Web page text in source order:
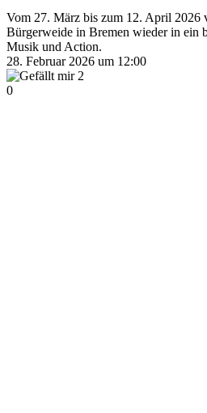
Vom 27. März bis zum 12. April 2026
Bürgerweide in Bremen wieder in ein
Musik und Action.
28. Februar 2026 um 12:00
2
0